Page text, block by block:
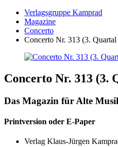
Verlagsgruppe Kamprad
Magazine
Concerto
Concerto Nr. 313 (3.
Concerto Nr. 313 (3.
Das Magazin für Alte
Printversion oder E-Paper
Verlag Klaus-Jürgen